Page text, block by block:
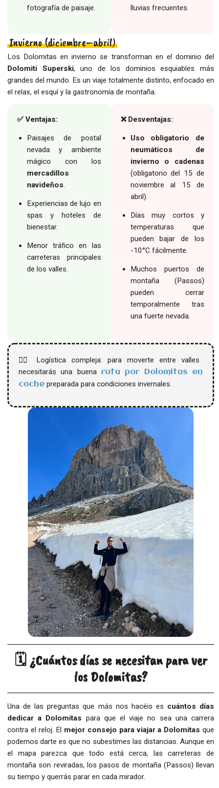
fotografía de paisaje.
lluvias frecuentes.
Invierno (diciembre–abril)
Los Dolomitas en invierno se transforman en el dominio del
Dolomiti Superski, uno de los dominios esquiables más
grandes del mundo. Es un viaje totalmente distinto, enfocado en
el relax, el esquí y la gastronomía de montaña.
✅ Ventajas:
Paisajes de postal
nevada y ambiente
mágico con los
mercadillos
navideños.
Experiencias de lujo en
spas y hoteles de
bienestar.
Menor tráfico en las
carreteras principales
de los valles.
❌ Desventajas:
Uso obligatorio de
neumáticos de
invierno o cadenas
(obligatorio del 15 de
noviembre al 15 de
abril).
Días muy cortos y
temperaturas que
pueden bajar de los
-10°C fácilmente.
Muchos puertos de
montaña (Passos)
pueden cerrar
temporalmente tras
una fuerte nevada.
👉🏻 Logística compleja: para moverte entre valles
necesitarás una buena ruta por Dolomitas en
coche preparada para condiciones invernales.
🗓️ ¿Cuántos días se necesitan para ver
los Dolomitas?
Una de las preguntas que más nos hacéis es cuántos días
dedicar a Dolomitas para que el viaje no sea una carrera
contra el reloj. El mejor consejo para viajar a Dolomitas que
podemos darte es que no subestimes las distancias. Aunque en
el mapa parezca que todo está cerca, las carreteras de
montaña son reviradas, los pasos de montaña (Passos) llevan
su tiempo y querrás parar en cada mirador.